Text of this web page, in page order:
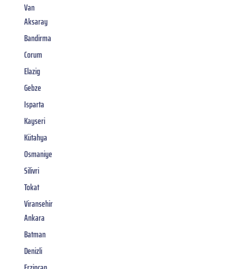
Van
Aksaray
Bandirma
Corum
Elazig
Gebze
Isparta
Kayseri
Kütahya
Osmaniye
Silivri
Tokat
Viransehir
Ankara
Batman
Denizli